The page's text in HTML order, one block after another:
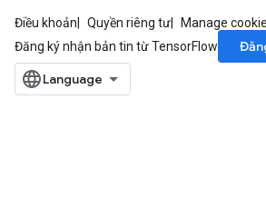
Điều khoản Quyền riêng tư
Manage
Đăng ký nhận bản tin từ TensorFlow